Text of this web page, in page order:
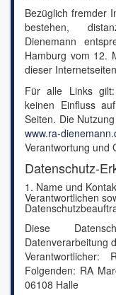
Bezüglich fremder
bestehen,
Dienemann
Hamburg vom 12.
dieser
Für alle Links
keinen Einfluss
Seiten. Die
www.ra-
Verantwortung und
Datenschutz-
1. Name und
Verantwortlichen
Diese
Datenverarbeitung
Verantwortlicher:
Folgenden: RA
06108 Halle